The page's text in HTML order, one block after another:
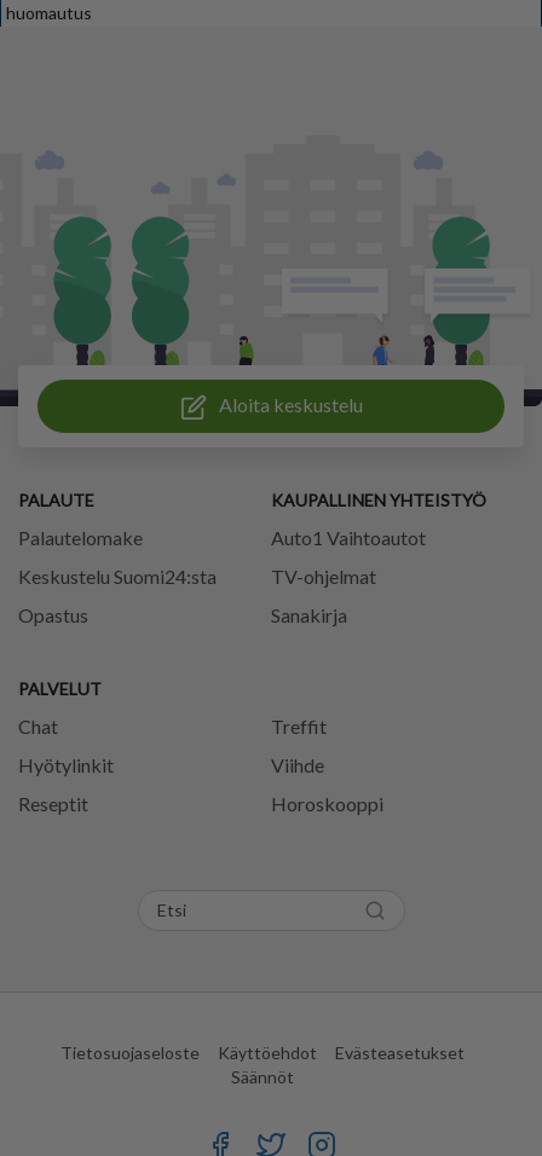
huomautus
Aloita keskustelu
PALAUTE
Palautelomake
Keskustelu Suomi24:sta
Opastus
PALVELUT
Chat
Treffit
Hyötylinkit
Viihde
Reseptit
Horoskooppi
KAUPALLINEN YHTEISTYÖ
Auto1 Vaihtoautot
TV-ohjelmat
Sanakirja
Tietosuojaseloste Käyttöehdot
Evästeasetukset
Säännöt